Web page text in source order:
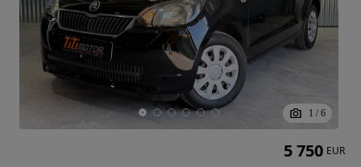
1 / 6
5 750 EUR